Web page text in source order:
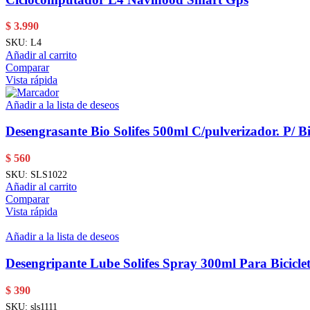
$ 3.990
SKU: L4
Añadir al carrito
Comparar
Vista rápida
Añadir a la lista de deseos
Desengrasante Bio Solifes 500ml C/pulverizador. P/
$ 560
SKU: SLS1022
Añadir al carrito
Comparar
Vista rápida
Añadir a la lista de deseos
Desengripante Lube Solifes Spray 300ml Para
$ 390
SKU: sls1111